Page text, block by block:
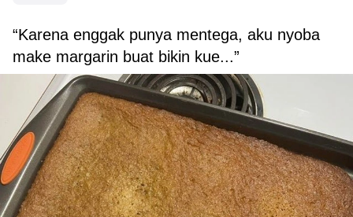
“Karena enggak punya mentega, aku nyoba
make margarin buat bikin kue...”